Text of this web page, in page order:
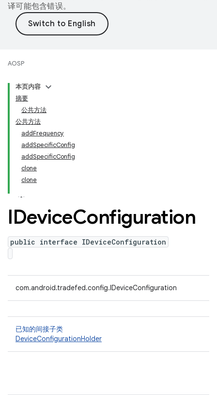
译可能包含错误。
AOSP
本页内容
摘要
公共方法
公共方法
addFrequency
addSpecificConfig
addSpecificConfig
clone
clone
IDeviceConfiguration
public interface IDeviceConfiguration
com.android.tradefed.config.IDeviceConfiguration
已知的间接子类
DeviceConfigurationHolder